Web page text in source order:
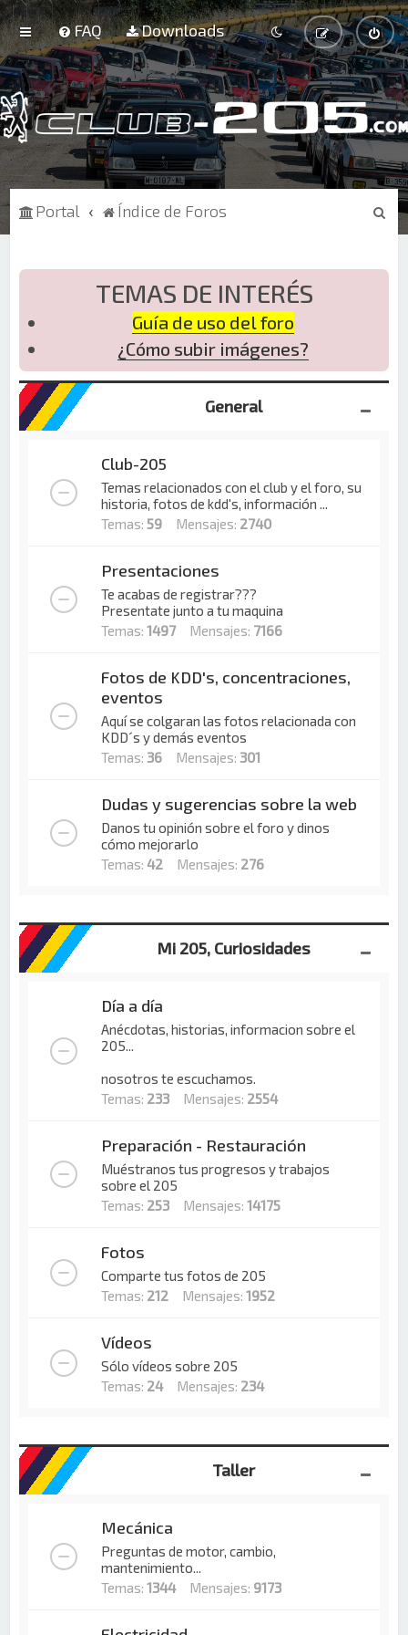
FAQ Downloads
Portal Índice de Foros
B
TEMAS DE INTERÉS
Guía de uso del foro
¿Cómo subir imágenes?
General
Club-205
Temas relacionados con el club y el foro, su
historia, fotos de kdd's, información ...
Temas:59 Mensajes: 2740
Presentaciones
Te acabas de registrar???
Presentate junto a tu maquina
Temas:1497 Mensajes: 7166
Fotos de KDD's, concentraciones,
eventos
Aquí se colgaran las fotos relacionada con
KDD´s y demás eventos
Temas: 36 Mensajes: 301
Dudas y sugerencias sobre la web
Danos tu opinión sobre el foro y dinos
cómo mejorarlo
Temas:42 Mensajes: 276
Mi 205, Curiosidades
Día a día
Anécdotas, historias, informacion sobre el
205...
nosotros te escuchamos.
Temas: 233 Mensajes: 2554
Preparación - Restauración
Muéstranos tus progresos y trabajos
sobre el 205
Temas: 253 Mensajes:14175
Fotos
Comparte tus fotos de 205
Temas: 212 Mensajes:1952
Vídeos
Sólo vídeos sobre 205
Temas: 24Mensajes: 234
Taller
Mecánica
Preguntas de motor, cambio,
mantenimiento...
Temas:1344Mensajes: 9173